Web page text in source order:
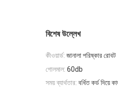
বিশেষ উল্লেখ
কীওয়ার্ড: জানালা পরিষ্কার রোবট
গোলমাল: 60db
সময় ব্যার্থতার: বর্ধিত কর্ড দিয়ে